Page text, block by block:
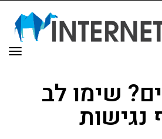
שימו לב
נגישות